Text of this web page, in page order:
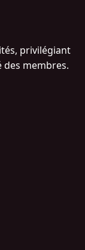
privilégiant
des membres.